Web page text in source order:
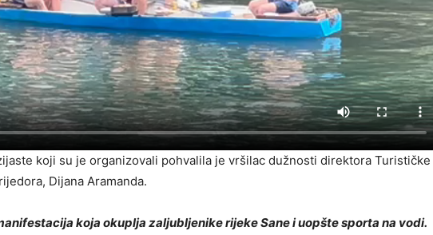
koji su je organizovali pohvalila je vršilac dužnosti direktora Turističke
Dijana Aramanda.
koja okuplja zaljubljenike rijeke Sane i uopšte sporta na vodi.